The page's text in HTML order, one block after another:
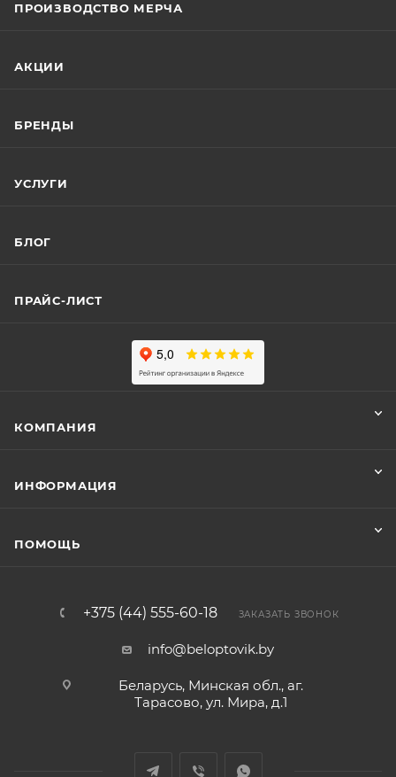
ПРОИЗВОДСТВО МЕРЧА
АКЦИИ
БРЕНДЫ
УСЛУГИ
БЛОГ
ПРАЙС-ЛИСТ
КОМПАНИЯ
ИНФОРМАЦИЯ
ПОМОЩЬ
+375 (44) 555-60-18 ЗАКАЗАТЬ ЗВОНОК
info@beloptovik.by
Беларусь, Минская обл., аг.
Тарасово, ул. Мира, д.1